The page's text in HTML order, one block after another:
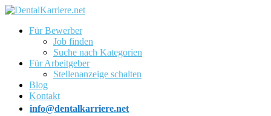
Für Bewerber
Job finden
Suche nach Kategorien
Für Arbeitgeber
Stellenanzeige schalten
Blog
Kontakt
info@dentalkarriere.net